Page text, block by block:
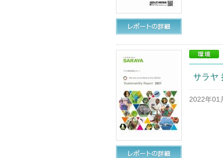
サラヤ
2022年01